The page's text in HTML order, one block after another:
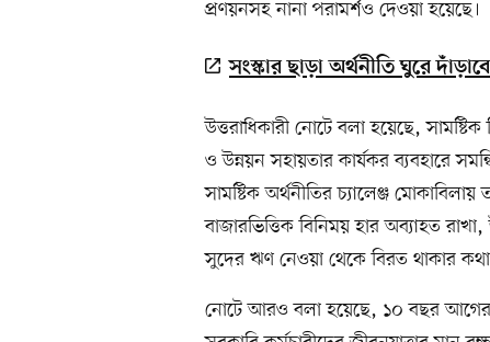
প্রণয়নসহ নানা পরামর্শও দেওয়া হয়েছে।
সংস্কার ছাড়া অর্থনীতি ঘুরে
উত্তরাধিকারী নোটে বলা হয়েছে,
ও উন্নয়ন সহায়তার কার্যকর ব্যবহারে
সামষ্টিক অর্থনীতির চ্যালেঞ্জ মোকাবিলায়
বাজারভিত্তিক বিনিময় হার অব্যাহত
সুদের ঋণ নেওয়া থেকে বিরত থাকার
নোটে আরও বলা হয়েছে, ১০ বছর আগের